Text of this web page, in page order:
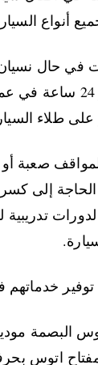
البصمة موديل
الخاص
لجميع
سيارات